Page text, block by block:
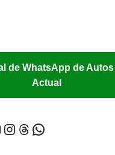
de WhatsApp de Autos
Actual